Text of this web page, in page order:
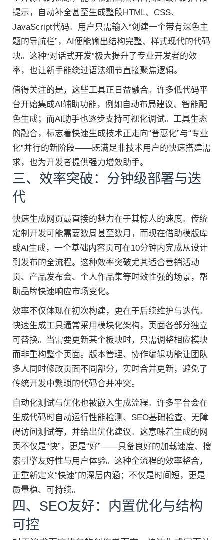
提示，自动补全甚至生成整段HTML、CSS、
JavaScript代码。用户只需输入“创建一个带有深色主
题的导航栏”，AI便能输出结构完整、样式现代的代码
块。这种“对话式开发”极大提升了专业开发者的效
率，也让新手能绕过语法细节直接聚焦逻辑。
值得关注的是，这些工具正日益融合。许多低代码平
台开始集成AI辅助功能，例如自动布局建议、智能配
色生成；而AI助手也逐步支持可视化调试。工具生态
的融合，标志着快速生成技术正走向“普惠化”与“专业
化”并行的新阶段——既满足非技术用户的快速搭建需
求，也为开发者提供强力增效助手。
三、效率突破：分钟级部署与迭
代
快速生成网页最直接的魅力在于其惊人的速度。传统
定制开发可能需要数周甚至数月，而现在借助模版库
或AI生成，一个基础内容页可在10分钟内完成从设计
到发布的全流程。这种效率突破尤其适合营销活动
页、产品发布会、个人作品集等时效性强的场景，帮
助品牌快速响应市场变化。
效率不仅体现在初次构建，更在于后续维护与迭代。
快速生成工具通常采用模块化架构，页面各部分独立
可替换。当需要更新某个板块时，只需调整相应模块
而非重构整个页面。版本管理、协作编辑功能让团队
多人同时修改页面不同部分，实时合并更新，避免了
传统开发中繁琐的代码合并冲突。
自动化测试与优化也被嵌入生成流程。许多平台会在
生成代码时自动运行性能检测、SEO基础检查、无障
碍访问测试等，并给出优化建议。这意味着生成的网
页不仅是“快”，更是“好”——具备良好的加载速度、搜
索引擎友好性与用户体验。这种全流程的效率整合，
正重新定义“快速”的深层内涵：不仅是时间短，更是
质量稳、可持续。
四、SEO友好：内置优化与结构
可控